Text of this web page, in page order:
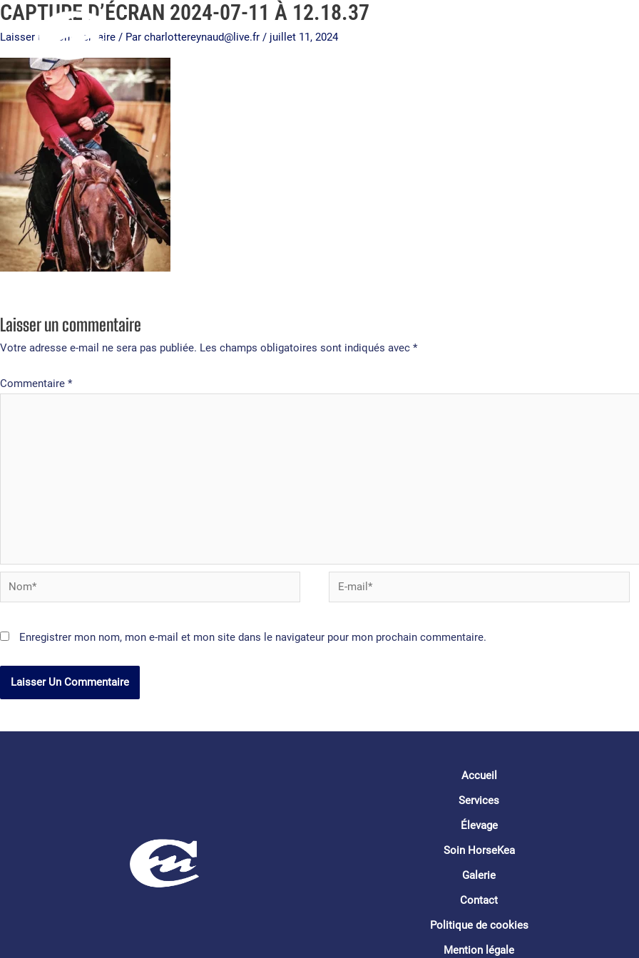
Aller
CAPTURE D’ÉCRAN 2024-07-11 À 12.18.37
Laisser un commentaire / Par charlottereynaud@live.fr / juillet 11, 2024
Laisser un commentaire
Votre adresse e-mail ne sera pas publiée. Les champs obligatoires sont indiqués avec *
Commentaire *
Nom*
mail*
Enregistrer mon nom, mon e-mail et mon site dans le navigateur pour mon prochain commentaire.
Accueil
Services
Élevage
Soin HorseKea
Galerie
Contact
Politique de cookies
Mention légale